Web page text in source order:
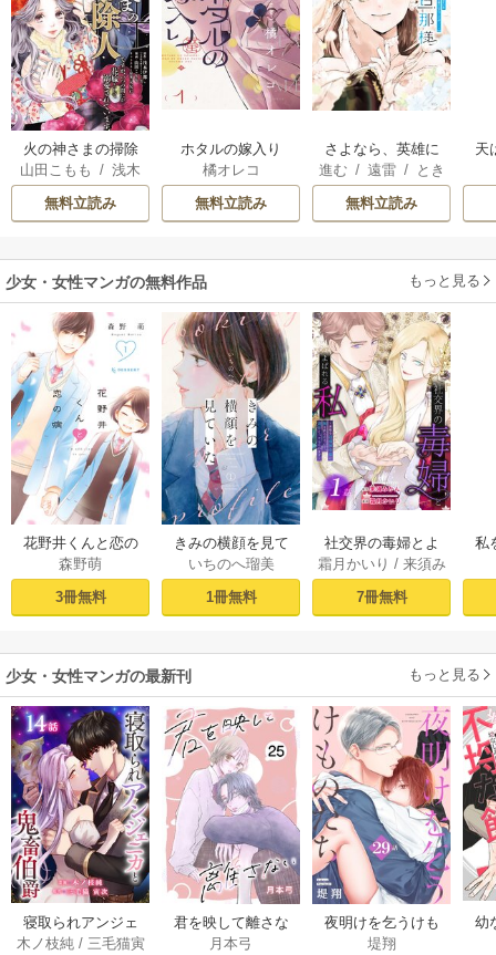
火の神さまの掃除
人ですが、いつの
間にか花嫁として
溺愛されています
山田こもも /浅木
伊都/SNC
無料立読み
ホタルの嫁入り
橘オレコ
無料立読み
さよなら、英雄に
なった旦那様 ～
ただ祈るだけの役
立たずな妻のはず
進む / 遠雷/ とき
間
無料立読み
天
少女・女性マンガの無料作品 もっと見る
花野井くんと恋の
病（１）
森野萌
3冊無料
きみの横顔を見て
いた（１）
いちのへ瑠美
1冊無料
社交界の毒婦とよ
ばれる私～素敵な
辺境伯令息に腕を
折られたので、責
す～［ばら売り］
霜月かいり / 来須み
7冊無料
私
少女・女性マンガの最新刊 もっと見る
寝取られアンジェ
ニカと鬼畜伯爵
木ノ枝純/ 三毛猫寅
君を映して離さな
い[ばら売り] 25巻
月本弓
夜明けを乞うけも
のたち[ばら売り] 2
堤翔
幼